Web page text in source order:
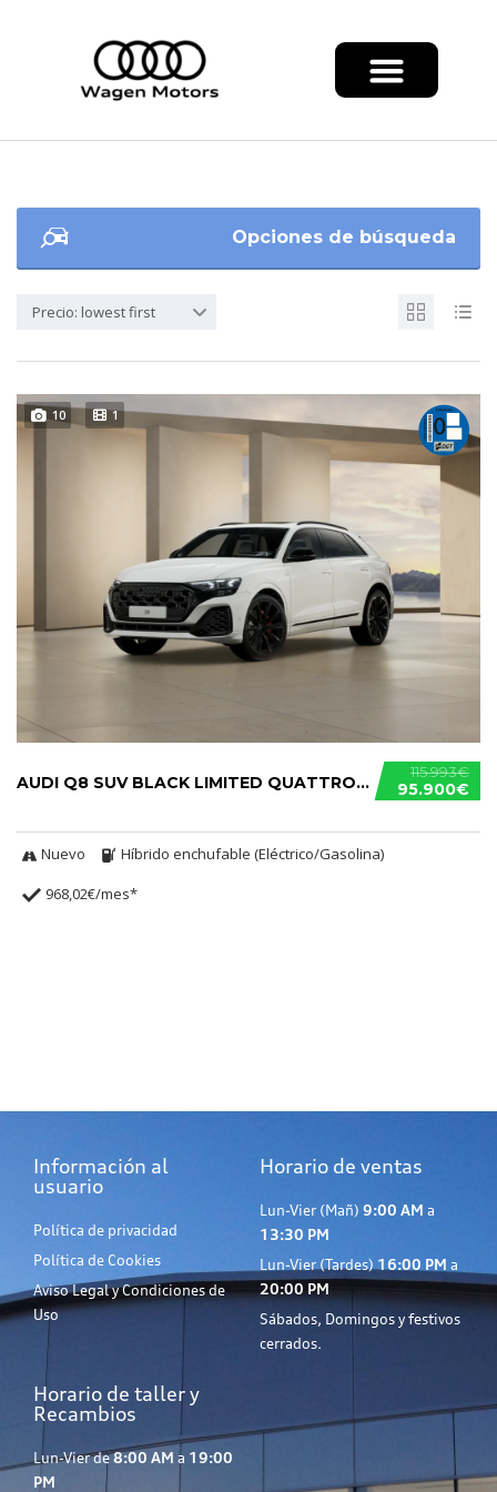
Opciones de búsqueda
Precio: lowest first
10 1
115.993€
95.900€
AUDI Q8 SUV BLACK LIMITED QUATTRO TIPTRONIC TFSIE
Nuevo
Híbrido enchufable (Eléctrico/Gasolina)
968,02€/mes*
Información al
usuario
Política de privacidad
Política de Cookies
Aviso Legal y Condiciones de
Uso
Horario de ventas
Lun-Vier (Mañ) 9:00 AM a
13:30 PM
Lun-Vier (Tardes) 16:00 PM a
20:00 PM
Sábados, Domingos y festivos
cerrados.
Horario de taller y
Recambios
Lun-Vier de8:00 AM a 19:00
PM